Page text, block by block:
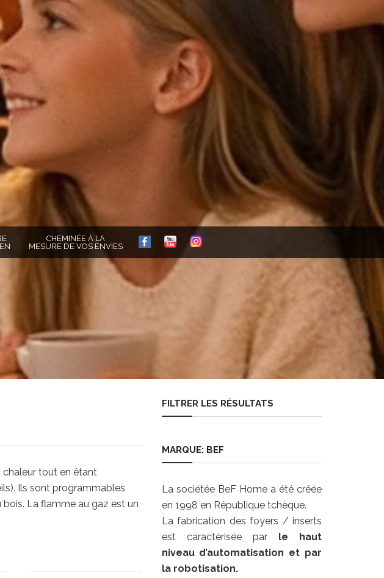
CHEMINÉE À LA
MESURE DE VOS ENVIES
chaleur tout en étant
Ils sont programmables
La flamme au gaz est un
FILTRER LES RÉSULTATS
MARQUE: BEF
La sociétée BeF Home a été créée
en 1998 en République tchèque.
La fabrication des foyers / inserts
est caractérisée par le haut
niveau d’automatisation et par
la robotisation.